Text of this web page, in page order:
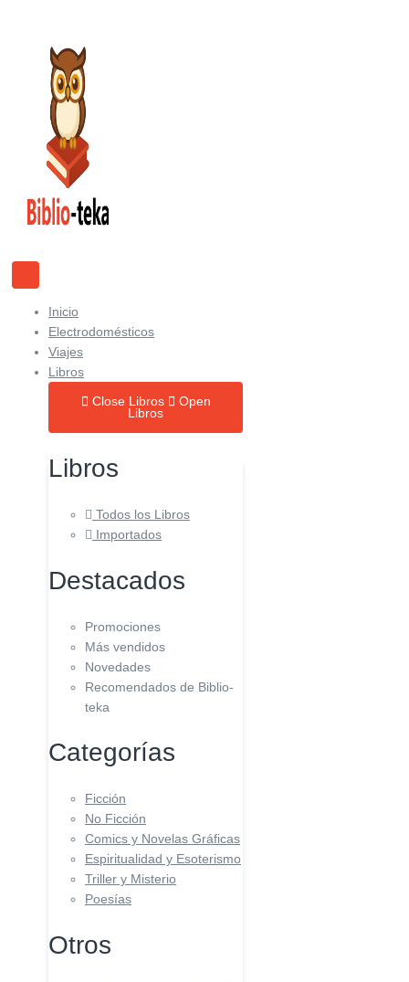
contenido
Inicio
Electrodomésticos
Viajes
Libros
Close Libros
Open
Libros
Libros
Todos los Libros
Importados
Destacados
Promociones
Más vendidos
Novedades
Recomendados de Biblio-
teka
Categorías
Ficción
No Ficción
Comics y Novelas Gráficas
Espiritualidad y Esoterismo
Triller y Misterio
Poesías
Otros